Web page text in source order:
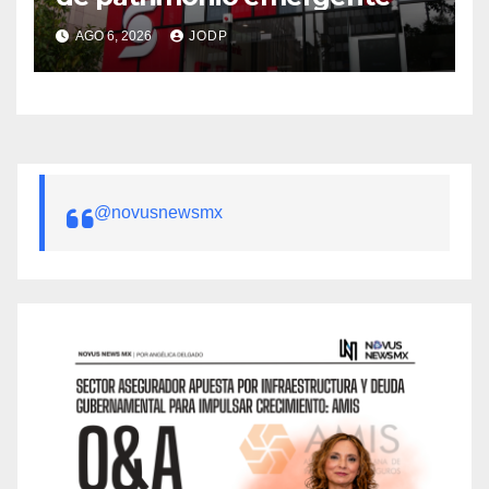
AGO 6, 2026 JODP
@novusnewsmx